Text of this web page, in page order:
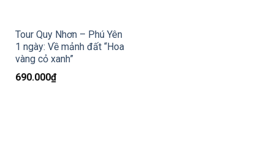
Tour Quy Nhơn – Phú Yên
1 ngày: Về mảnh đất “Hoa
vàng cỏ xanh”
690.000₫